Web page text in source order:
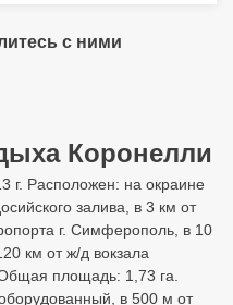
с ними
Коронелли
г. Расположен: на окраине
залива, в 3 км от
г. Симферополь, в 10
км от ж/д вокзала
площадь: 1,73 га.
в 500 м от